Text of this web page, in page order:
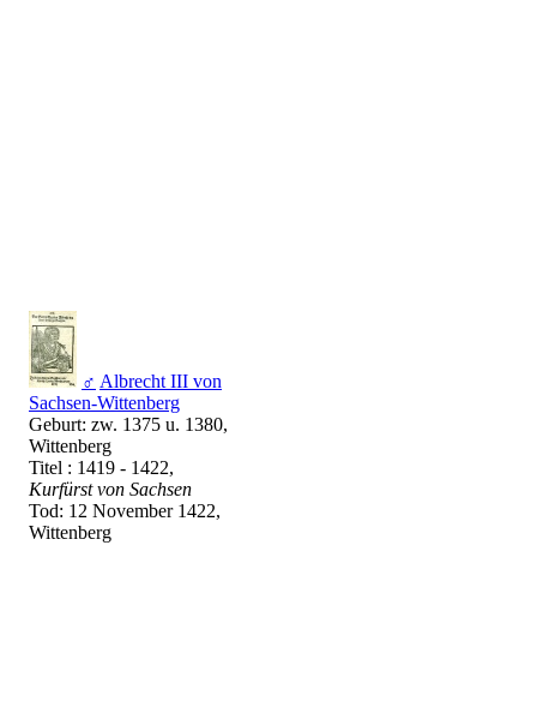
♂ Albrecht III von
Sachsen-Wittenberg
Geburt: zw. 1375 u. 1380,
Wittenberg
Titel : 1419 - 1422,
Kurfürst von Sachsen
Tod: 12 November 1422,
Wittenberg